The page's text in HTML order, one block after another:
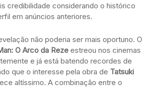
credibilidade considerando o histórico
em anúncios anteriores.
não poderia ser mais oportuno. O
O Arco da Reze estreou nos cinemas
e já está batendo recordes de
que o interesse pela obra de Tatsuki
altíssimo. A combinação entre o